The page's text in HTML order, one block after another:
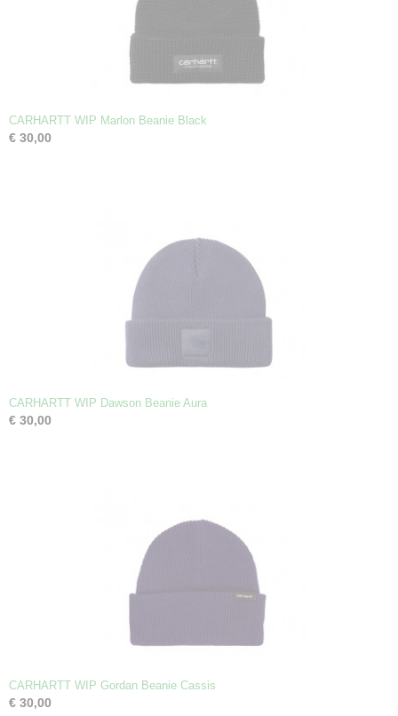
CARHARTT WIP Marlon Beanie Black
€ 30,00
CARHARTT WIP Dawson Beanie Aura
€ 30,00
CARHARTT WIP Gordan Beanie Cassis
€ 30,00